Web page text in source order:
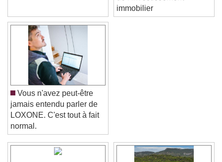
Video Player is loading.
de l’investissement
immobilier
Vous n'avez peut-être
jamais entendu parler de
LOXONE. C'est tout à fait
normal.